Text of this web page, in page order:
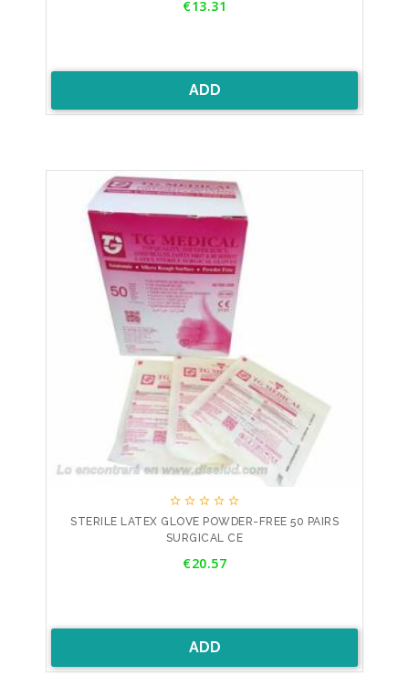
€13.31
ADD
    
STERILE LATEX GLOVE POWDER-FREE 50 PAIRS
SURGICAL CE
€20.57
ADD